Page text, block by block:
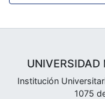
UNIVERSIDAD
Institución
1075